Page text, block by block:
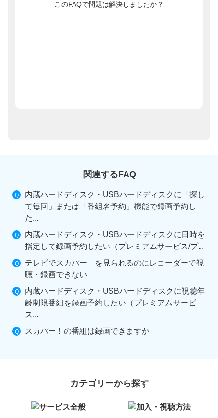
このFAQで問題は解決しましたか？
関連するFAQ
内蔵ハードディスク・USBハードディスクに「探し
て毎回」または「番組名予約」機能で録画予約し
た...
内蔵ハードディスク・USBハードディスクに日時を
指定して録画予約したい（プレミアムサービス/プ...
テレビでスカパー！を見られるのにレコーダーで視
聴・録画できない
内蔵ハードディスク・USBハードディスクに視聴年
齢制限番組を録画予約したい（プレミアムサービ
ス...
スカパー！の番組は録画できますか
カテゴリーから探す